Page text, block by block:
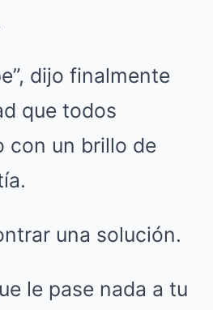
dijo finalmente
que todos
con un brillo de
una solución.
le pase nada a tu